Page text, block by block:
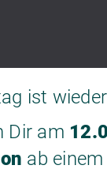
ist wieder
Dir am
ab